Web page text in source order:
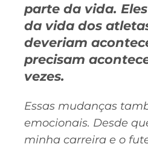
parte da vida.
da vida dos
deveriam
precisam
vezes.
Essas mudanças
emocionais. Desde
minha carreira e o